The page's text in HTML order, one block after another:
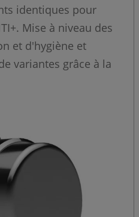
identiques pour
Mise à niveau des
et d'hygiène et
variantes grâce à la